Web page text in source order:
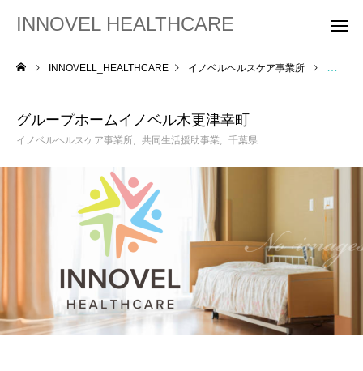
INNOVEL HEALTHCARE
INNOVELL_HEALTHCARE イノベルヘルスケア事業所 グルー
グループホームイノベル木更津幸町
イノベルヘルスケア事業所 共同生活援助事業 千葉県